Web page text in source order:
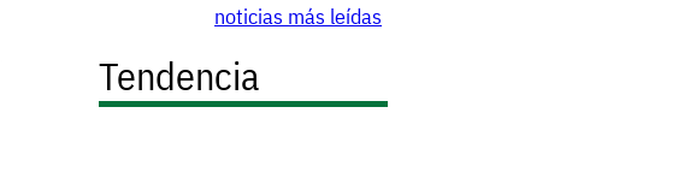
noticias más leídas
Tendencia